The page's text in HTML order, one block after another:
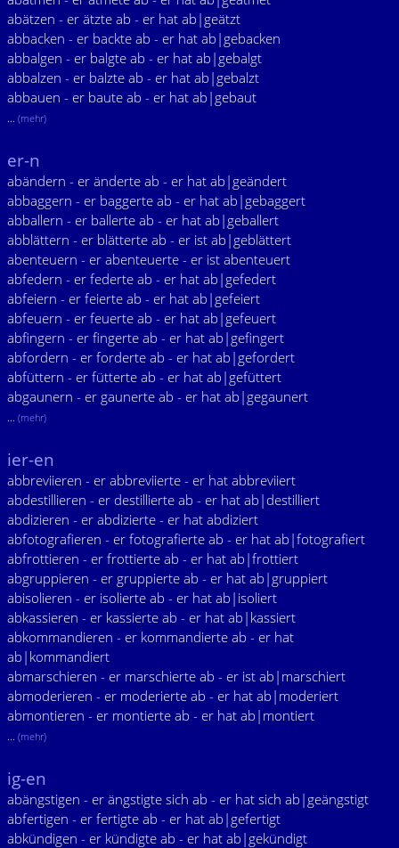
abätzen - er ätzte ab - er hat ab|geätzt
abbacken - er backte ab - er hat ab|gebacken
abbalgen - er balgte ab - er hat ab|gebalgt
abbalzen - er balzte ab - er hat ab|gebalzt
abbauen - er baute ab - er hat ab|gebaut
... (mehr)
er-n
abändern - er änderte ab - er hat ab|geändert
abbaggern - er baggerte ab - er hat ab|gebaggert
abballern - er ballerte ab - er hat ab|geballert
abblättern - er blätterte ab - er ist ab|geblättert
abenteuern - er abenteuerte - er ist abenteuert
abfedern - er federte ab - er hat ab|gefedert
abfeiern - er feierte ab - er hat ab|gefeiert
abfeuern - er feuerte ab - er hat ab|gefeuert
abfingern - er fingerte ab - er hat ab|gefingert
abfordern - er forderte ab - er hat ab|gefordert
abfüttern - er fütterte ab - er hat ab|gefüttert
abgaunern - er gaunerte ab - er hat ab|gegaunert
... (mehr)
ier-en
abbreviieren - er abbreviierte - er hat abbreviiert
abdestillieren - er destillierte ab - er hat ab|destilliert
abdizieren - er abdizierte - er hat abdiziert
abfotografieren - er fotografierte ab - er hat ab|fotografiert
abfrottieren - er frottierte ab - er hat ab|frottiert
abgruppieren - er gruppierte ab - er hat ab|gruppiert
abisolieren - er isolierte ab - er hat ab|isoliert
abkassieren - er kassierte ab - er hat ab|kassiert
abkommandieren - er kommandierte ab - er hat
ab|kommandiert
abmarschieren - er marschierte ab - er ist ab|marschiert
abmoderieren - er moderierte ab - er hat ab|moderiert
abmontieren - er montierte ab - er hat ab|montiert
... (mehr)
ig-en
abängstigen - er ängstigte sich ab - er hat sich ab|geängstigt
abfertigen - er fertigte ab - er hat ab|gefertigt
abkündigen - er kündigte ab - er hat ab|gekündigt